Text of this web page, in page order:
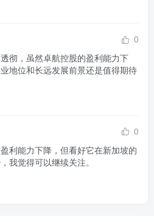
0
彻，虽然卓航控股的盈利能力下
地位和长远发展前景还是值得期待
0
利能力下降，但看好它在新加坡的
我觉得可以继续关注。